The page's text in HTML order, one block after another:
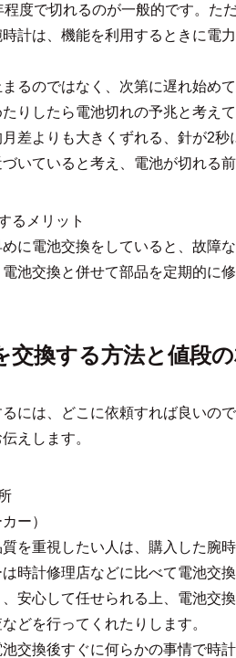
度で切れるのが一般的です。ただ
計は、機能を利用するときに電
るのではなく、次第に遅れ始め
りしたら電池切れの予兆と考え
差よりも大きくずれる、針が2
いていると考え、電池が切れる
るメリット
に電池交換をしていると、故障
池交換と併せて部品を定期的に
交換する方法と値段
には、どこに依頼すれば良いの
えします。
ー）
を重視したい人は、購入した腕
時計修理店などに比べて電池交
安心して任せられる上、電池交
どを行ってくれたりします。
交換後すぐに何らかの事情で時